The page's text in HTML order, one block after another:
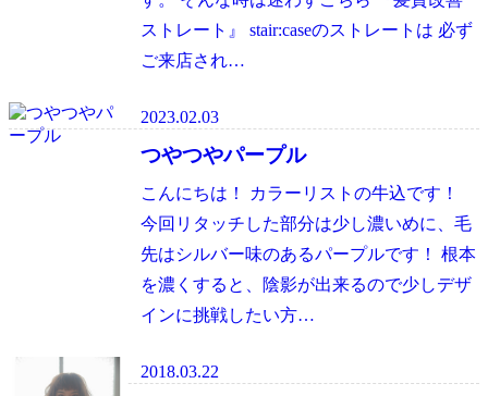
ストレート』 stair:caseのストレートは 必ず
ご来店され…
2023.02.03
つやつやパープル
こんにちは！ カラーリストの牛込です！
今回リタッチした部分は少し濃いめに、毛
先はシルバー味のあるパープルです！ 根本
を濃くすると、陰影が出来るので少しデザ
インに挑戦したい方…
2018.03.22